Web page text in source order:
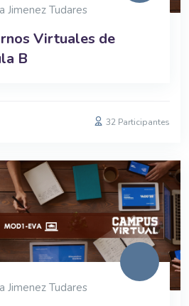
Jimenez Tudares
Virtuales de
B
32 Participantes
Jimenez Tudares